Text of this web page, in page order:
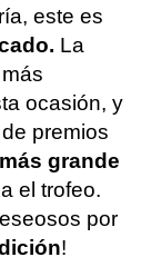
este es
La
ocasión, y
premios
grande
el trofeo.
por
!